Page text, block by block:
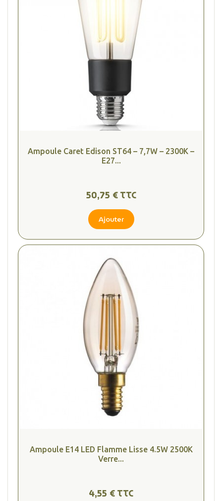
Ampoule Caret Edison ST64 – 7,7W – 2300K –
E27...
50,75 € TTC
Ajouter
Ampoule E14 LED Flamme Lisse 4.5W 2500K
Verre...
4,55 € TTC